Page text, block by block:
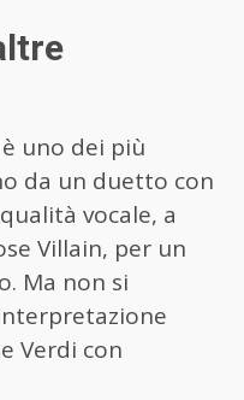
è uno dei più
da un duetto con
vocale, a
Villain, per un
Ma non si
Verdi con